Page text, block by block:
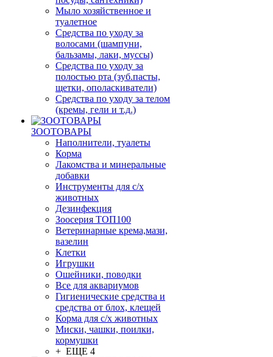
Мыло хозяйственное и
туалетное
Средства по уходу за
волосами (шампуни,
бальзамы, лаки, муссы)
Средства по уходу за
полостью рта (зуб.пасты,
щетки, ополаскиватели)
Средства по уходу за телом
(кремы, гели и т.д.)
ЗООТОВАРЫ
Наполнители, туалеты
Корма
Лакомства и минеральные
добавки
Инструменты для с/х
животных
Дезинфекция
Зоосерия ТОП100
Ветеринарные крема,мази,
вазелин
Клетки
Игрушки
Ошейники, поводки
Все для аквариумов
Гигиенические средства и
средства от блох, клещей
Корма для с/х животных
Миски, чашки, поилки,
кормушки
+ ЕЩЕ 4